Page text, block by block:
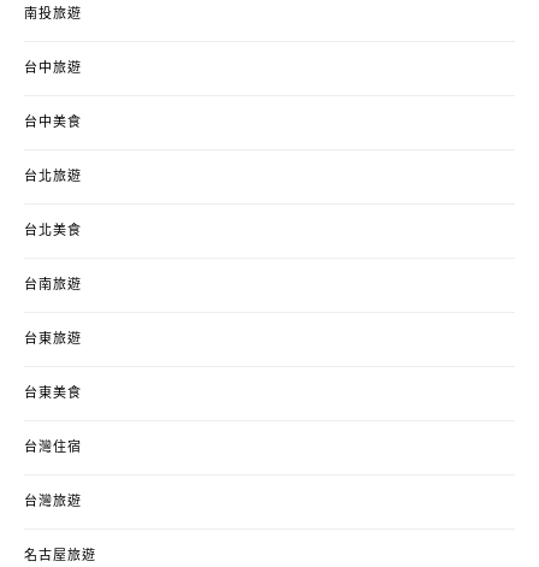
南投旅遊
台中旅遊
台中美食
台北旅遊
台北美食
台南旅遊
台東旅遊
台東美食
台灣住宿
台灣旅遊
名古屋旅遊